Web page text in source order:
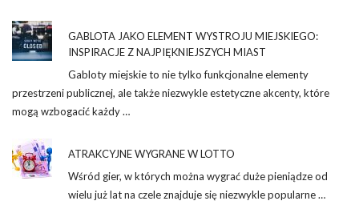
GABLOTA JAKO ELEMENT WYSTROJU MIEJSKIEGO:
INSPIRACJE Z NAJPIĘKNIEJSZYCH MIAST
Gabloty miejskie to nie tylko funkcjonalne elementy
przestrzeni publicznej, ale także niezwykle estetyczne akcenty, które
mogą wzbogacić każdy …
ATRAKCYJNE WYGRANE W LOTTO
Wśród gier, w których można wygrać duże pieniądze od
wielu już lat na czele znajduje się niezwykle popularne …